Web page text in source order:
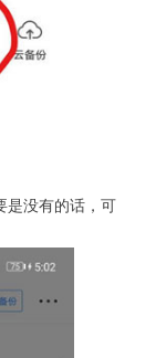
是没有的话，可